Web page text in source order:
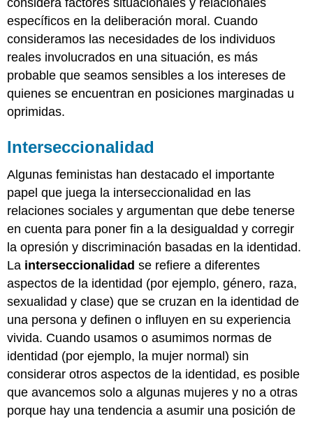
específicos en la deliberación moral. Cuando
consideramos las necesidades de los individuos
reales involucrados en una situación, es más
probable que seamos sensibles a los intereses de
quienes se encuentran en posiciones marginadas u
oprimidas.
Interseccionalidad
Algunas feministas han destacado el importante
papel que juega la interseccionalidad en las
relaciones sociales y argumentan que debe tenerse
en cuenta para poner fin a la desigualdad y corregir
la opresión y discriminación basadas en la identidad.
La interseccionalidad se refiere a diferentes
aspectos de la identidad (por ejemplo, género, raza,
sexualidad y clase) que se cruzan en la identidad de
una persona y definen o influyen en su experiencia
vivida. Cuando usamos o asumimos normas de
identidad (por ejemplo, la mujer normal) sin
considerar otros aspectos de la identidad, es posible
que avancemos solo a algunas mujeres y no a otras
porque hay una tendencia a asumir una posición de